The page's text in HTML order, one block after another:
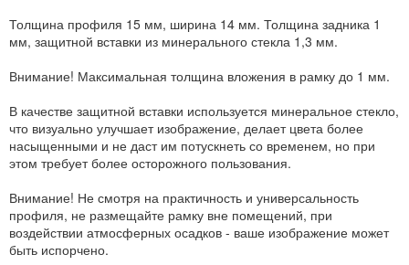
Толщина профиля 15 мм, ширина 14 мм. Толщина задника 1
мм, защитной вставки из минерального стекла 1,3 мм.
Внимание! Максимальная толщина вложения в рамку до 1 мм.
В качестве защитной вставки используется минеральное стекло,
что визуально улучшает изображение, делает цвета более
насыщенными и не даст им потускнеть со временем, но при
этом требует более осторожного пользования.
Внимание! Не смотря на практичность и универсальность
профиля, не размещайте рамку вне помещений, при
воздействии атмосферных осадков - ваше изображение может
быть испорчено.